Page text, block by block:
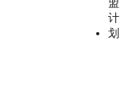
计
划